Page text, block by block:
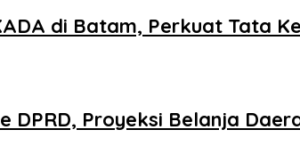
di Batam, Perkuat Tata
DPRD, Proyeksi Belanja